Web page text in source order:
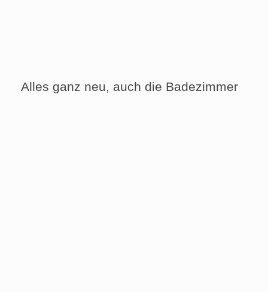
Alles ganz neu, auch die Badezimmer